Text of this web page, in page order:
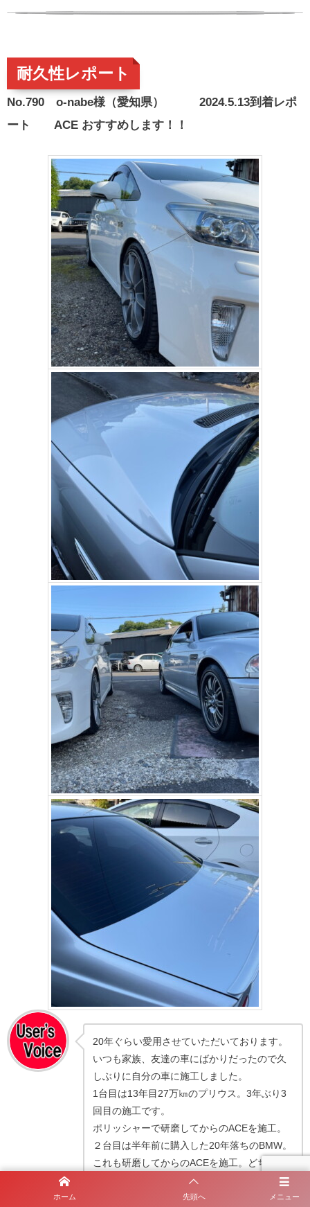
耐久性レポート
No.790 o-nabe様（愛知県） 2024.5.13到着レポ
ート ACE おすすめします！！
20年ぐらい愛用させていただいております。
いつも家族、友達の車にばかりだったので久
しぶりに自分の車に施工しました。
1台目は13年目27万㎞のプリウス。3年ぶり3
回目の施工です。
ポリッシャーで研磨してからのACEを施工。
２台目は半年前に購入した20年落ちのBMW。
これも研磨してからのACEを施工。どちらも
ピカピカになりました。
初代ビームから最新ビームまで使いましたメニュー
ホーム 先頭へ